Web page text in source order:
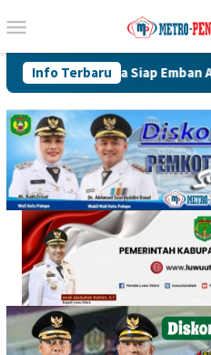
ke
Mobile
Info Terbaru
Siap Emban Amanah &